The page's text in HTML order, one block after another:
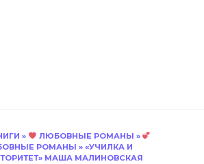
» ЛЮБОВНЫЕ РОМАНЫ »
РОМАНЫ » «УЧИЛКА И
МАША МАЛИНОВСКАЯ